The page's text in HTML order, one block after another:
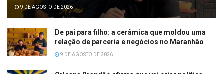
9 DE AGOSTO DE 2026
De pai para filho: a cerâmica que moldou uma
relação de parceria e negócios no Maranhão
9 DE AGOSTO DE 2026